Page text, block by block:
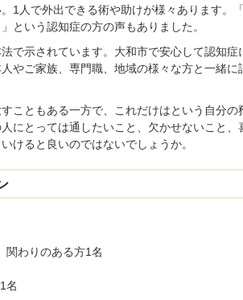
1人で外出できる術や助けが様々あります。
という認知症の方の声もありました。
で示されています。大和市で安心して認知症
やご家族、専門職、地域の様々な方と一緒に
こともある一方で、これだけはという自分の
にとっては通したいこと、欠かせないこと、
けると良いのではないでしょうか。
関わりのある方1名
名